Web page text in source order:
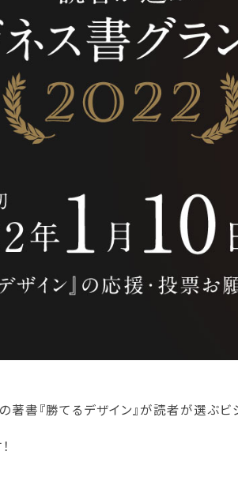
著書『勝てるデザイン』が読者が選ぶビ